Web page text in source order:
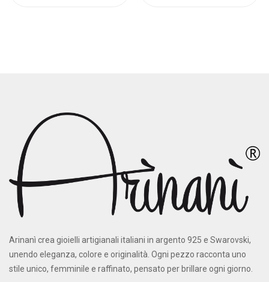
Arinanì crea gioielli artigianali italiani in argento 925 e Swarovski,
unendo eleganza, colore e originalità. Ogni pezzo racconta uno
stile unico, femminile e raffinato, pensato per brillare ogni giorno.